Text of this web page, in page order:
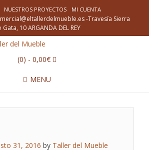
NUESTROS PROYECTOS MI CUENTA
-Travesía Sierra
Gata, 10 ARGANDA DEL REY
(0) - 0,00€
MENU
31, 2016 by Taller del Mueble